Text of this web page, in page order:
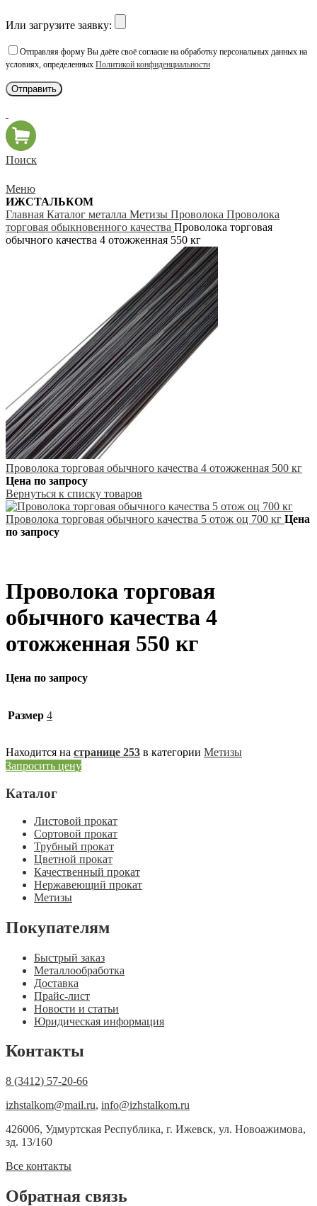
Или загрузите заявку:
Отправляя форму Вы даёте своё согласие на обработку персональных данных на
условиях, определенных Политикой конфиденциальности
Поиск
Меню
ИЖСТАЛЬКОМ
Главная Каталог металла Метизы Проволока Проволока
торговая обыкновенного качества Проволока торговая
обычного качества 4 отожженная 550 кг
Проволока торговая обычного качества 4 отожженная 500 кг
Цена по запросу
Вернуться к списку товаров
Проволока торговая обычного качества 5 отож оц 700 кг Цена
по запросу
Проволока торговая
обычного качества 4
отожженная 550 кг
Цена по запросу
Размер 4
Находится на странице 253 в категории Метизы
Запросить цену
Каталог
Листовой прокат
Сортовой прокат
Трубный прокат
Цветной прокат
Качественный прокат
Нержавеющий прокат
Метизы
Покупателям
Быстрый заказ
Металлообработка
Доставка
Прайс-лист
Новости и статьи
Юридическая информация
Контакты
8 (3412) 57-20-66
izhstalkom@mail.ru, info@izhstalkom.ru
426006, Удмуртская Республика, г. Ижевск, ул. Новоажимова,
зд. 13/160
Все контакты
Обратная связь